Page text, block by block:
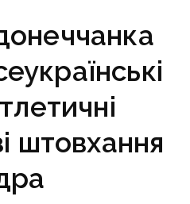
штовхання